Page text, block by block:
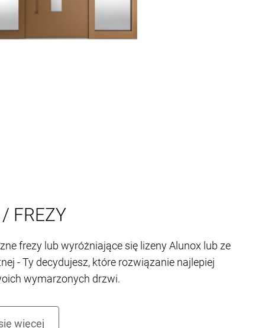
FREZY
frezy lub wyróżniające się lizeny Alunox lub ze
- Ty decydujesz, które rozwiązanie najlepiej
wymarzonych drzwi.